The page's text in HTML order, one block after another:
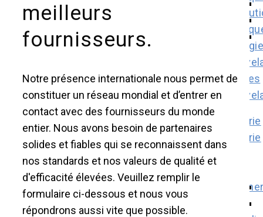
chart
Share
capital
security
data
Important
shareholders
Shareholder
registry
Analyst
coverage
Énergies
Industrie
Brands
meilleurs
fournisseurs.
Notre présence internationale nous permet de
constituer un réseau mondial et d’entrer en
contact avec des fournisseurs du monde
entier. Nous avons besoin de partenaires
solides et fiables qui se reconnaissent dans
nos standards et nos valeurs de qualité et
d'efficacité élevées. Veuillez remplir le
formulaire ci-dessous et nous vous
répondrons aussi vite que possible.